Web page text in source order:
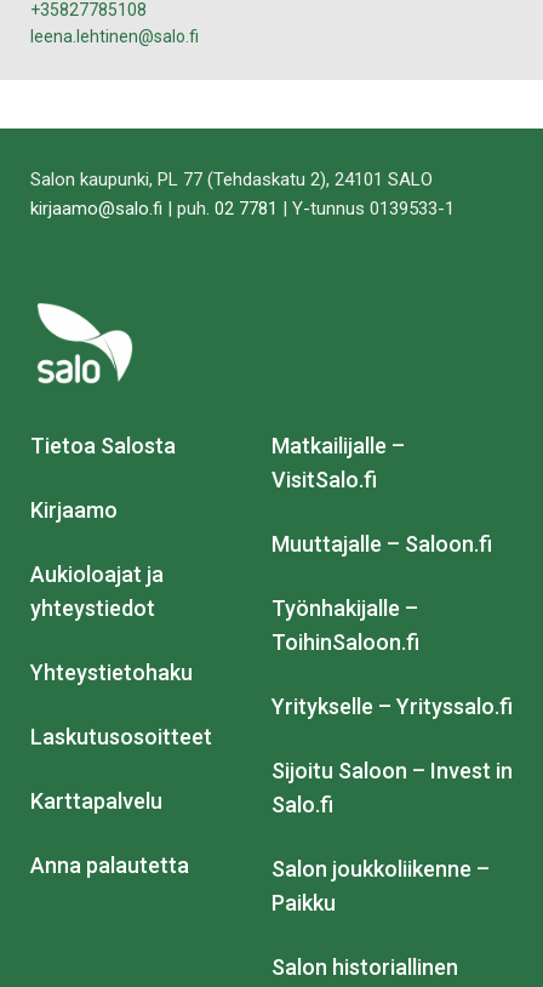
+35827785108
leena.lehtinen@salo.fi
Salon kaupunki, PL 77 (Tehdaskatu 2), 24101 SALO
kirjaamo@salo.fi | puh. 02 7781 | Y-tunnus 0139533-1
Tietoa Salosta
Kirjaamo
Aukioloajat ja
yhteystiedot
Yhteystietohaku
Laskutusosoitteet
Karttapalvelu
Anna palautetta
Matkailijalle –
VisitSalo.fi
Muuttajalle – Saloon.fi
Työnhakijalle –
ToihinSaloon.fi
Yritykselle – Yrityssalo.fi
Sijoitu Saloon – Invest in
Salo.fi
Salon joukkoliikenne –
Paikku
Salon historiallinen